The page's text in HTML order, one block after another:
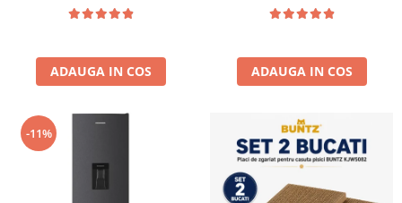
ADAUGA IN COS
transparenta la usa din PVC,
ADAUGA IN COS
-11%